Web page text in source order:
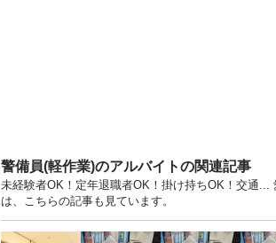
警備員(軽作業)のアルバイトの関連記事
未経験者OK！定年退職者OK！掛け持ちOK！交通
は、こちらの記事も見ています。